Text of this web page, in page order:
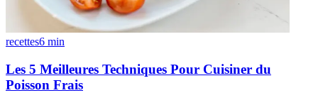
recettes6 min
Les 5 Meilleures Techniques Pour Cuisiner du
Poisson Frais